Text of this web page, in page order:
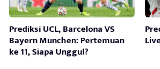
Prediksi UCL, Barcelona VS
Bayern Munchen: Pertemuan
ke 11, Siapa Unggul?